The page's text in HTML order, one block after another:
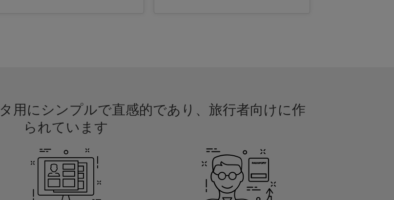
用にシンプルで直感的であり、旅行者向けに作
られています